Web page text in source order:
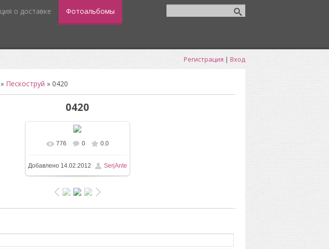
о доставке Фотоальбомы
Регистрация | Вход
» Пескоструй » 0420
0420
В реальном размере
823x1417/ 57.3Kb
776 0 0.0
Добавлено14.02.2012 SerjAnte